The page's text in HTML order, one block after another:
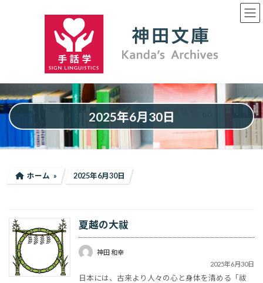
ッ
プ
移
動
2025年6月30日
ホーム 2025年6月30日
夏越の大祓
神田 和幸
2025年6月30日
日本には、古来より人々の心と身体を清める「祓